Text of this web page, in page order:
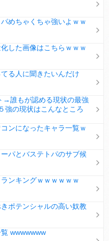
めちゃくちゃ強いよｗｗ
した画像はこちらｗｗｗ
る人に聞きたいんだけ
→誰もが認める現状の最強
強の現状はこんなところ
ンになったキャラ一覧ｗ
パとバステトパのサブ候
ンキングｗｗｗｗｗｗ
ポテンシャルの高い奴教
wwwwwww